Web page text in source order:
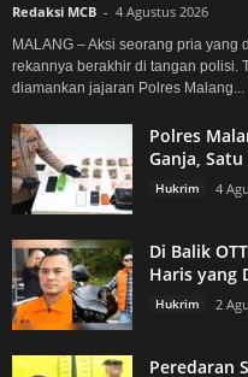
Redaksi MCB - 4 Agustus 2026
MALANG – Aksi seorang pria
rekannya berakhir di tangan polisi.
diamankan jajaran Polres Malang...
Polres
Ganja,
Hukrim 4
Di Balik
Haris yang
Hukrim 2
Peredaran